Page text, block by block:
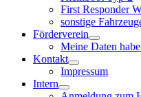
First Responder
sonstige
Förderverein
Meine Daten
Kontakt
Impressum
Intern